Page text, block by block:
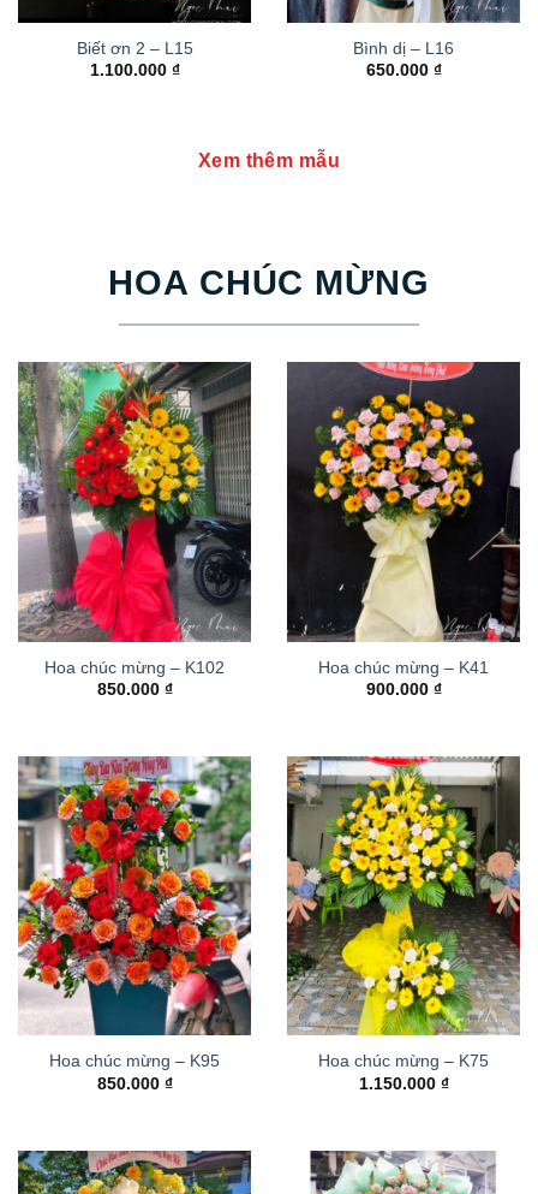
Biết ơn 2 – L15
1.100.000 ₫
Bình dị – L16
650.000 ₫
Xem thêm mẫu
HOA CHÚC MỪNG
Hoa chúc mừng – K102
850.000 ₫
Hoa chúc mừng – K41
900.000 ₫
Hoa chúc mừng – K95
850.000 ₫
Hoa chúc mừng – K75
1.150.000 ₫